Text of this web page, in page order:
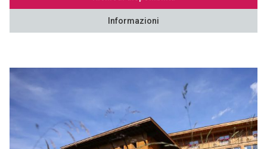
Informazioni